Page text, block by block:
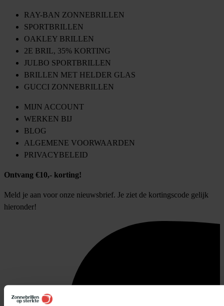
RAY-BAN ZONNEBRILLEN
SPORTBRILLEN
OAKLEY BRILLEN
2E BRIL, 35% KORTING
JULBO SPORTBRILLEN
BRILLEN MET HELDER GLAS
GUCCI ZONNEBRILLEN
MIJN ACCOUNT
WERKEN BIJ
BLOG
ALGEMENE VOORWAARDEN
PRIVACYBELEID
Ontvang €10,- korting!
Meld je aan voor onze nieuwsbrief. Je ziet de kortingscode gelijk
hieronder!